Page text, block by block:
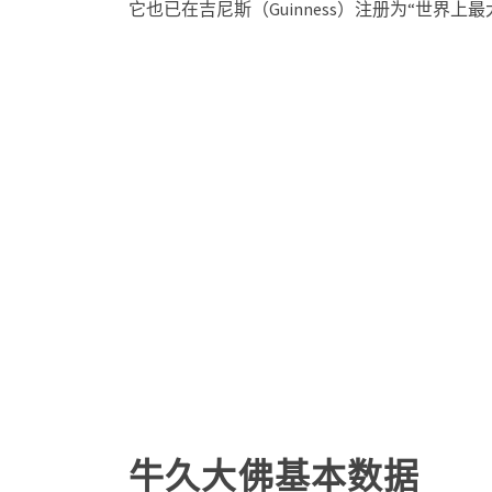
它也已在吉尼斯（Guinness）注册为“世界上最
牛久大佛基本数据